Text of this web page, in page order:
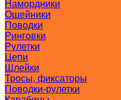
Намордники
Ошейники
Поводки
Ринговки
Рулетки
Цепи
Шлейки
Тросы, фиксаторы
Поводки-рулетки